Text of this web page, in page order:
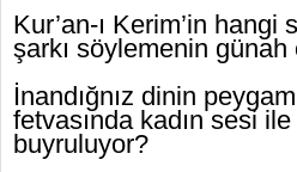
Kur’an-ı Kerim’in
şarkı söylemenin günah
İnandığnız dinin
fetvasında kadın sesi
buyruluyor?